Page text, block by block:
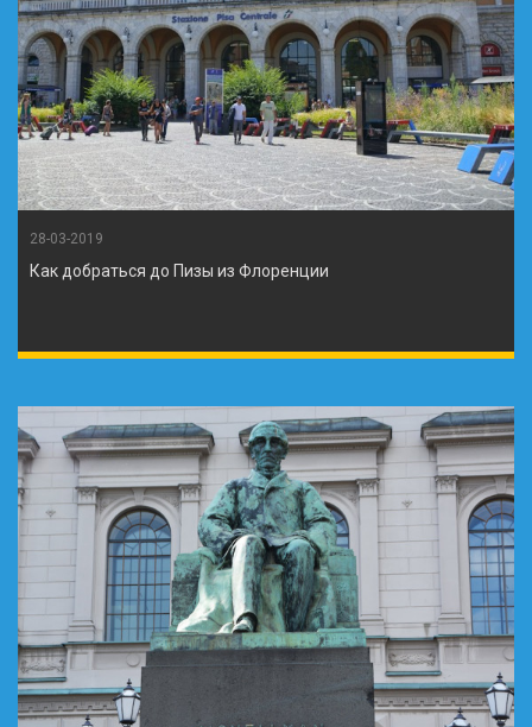
28-03-2019
Как добраться до Пизы из Флоренции